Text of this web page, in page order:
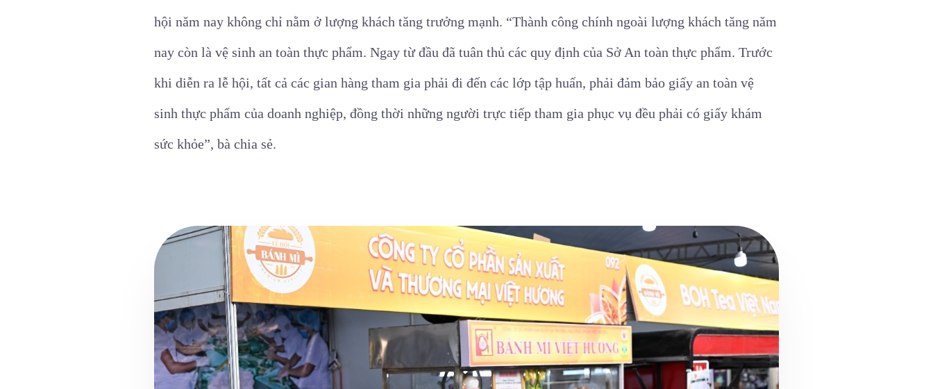
hội năm nay không chỉ nằm ở lượng khách tăng trưởng mạnh. “Thành công chính ngoài lượng khách tăng năm
nay còn là vệ sinh an toàn thực phẩm. Ngay từ đầu đã tuân thủ các quy định của Sở An toàn thực phẩm. Trước
khi diễn ra lễ hội, tất cả các gian hàng tham gia phải đi đến các lớp tập huấn, phải đảm bảo giấy an toàn vệ
sinh thực phẩm của doanh nghiệp, đồng thời những người trực tiếp tham gia phục vụ đều phải có giấy khám
sức khỏe”, bà chia sẻ.